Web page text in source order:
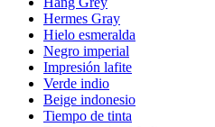
Hermes Gray
Hielo esmeralda
Negro imperial
Impresión lafite
Verde indio
Beige indonesio
Tiempo de tinta